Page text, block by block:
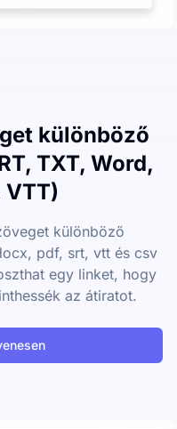
különböző
TXT, Word,
VTT)
különböző
pdf, srt, vtt és csv
egy linket, hogy
az átiratot.